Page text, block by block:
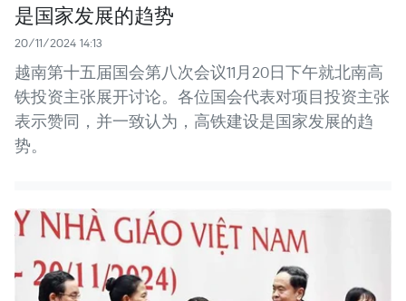
是国家发展的趋势
20/11/2024 14:13
越南第十五届国会第八次会议11月20日下午就北南高
铁投资主张展开讨论。各位国会代表对项目投资主张
表示赞同，并一致认为，高铁建设是国家发展的趋
势。